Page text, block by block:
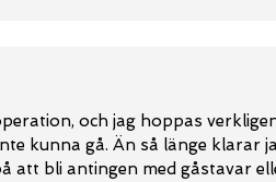
och jag hoppas
kunna gå. Än så länge klarar
att bli antingen med gåstavar